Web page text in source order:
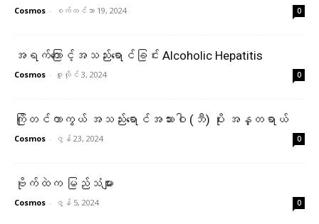
Cosmos - စက်တင်ဘာ 19, 2024 0
အရက်ကြောင့်အသည်းရောင်ခြင်း Alcoholic Hepatitis
Cosmos - ဇူလိုင် 3, 2024 0
ကြိုတင်ကာကွယ် အသည်းရောင်အသားဝါ (ဘီ) ပိုး အန္တရာယ်
Cosmos - ဇွန် 23, 2024 0
ဗိုက်ထဲက မြည်သံများ
Cosmos - ဇွန် 5, 2024 0